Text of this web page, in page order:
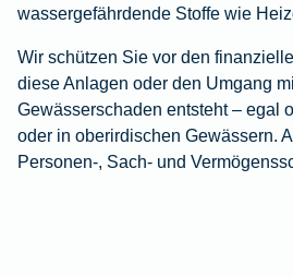
wassergefährdende Stoffe wie
Wir schützen Sie vor den
diese Anlagen oder den Umgang
Gewässerschaden entsteht – egal
oder in oberirdischen Gewässern.
Personen-, Sach- und